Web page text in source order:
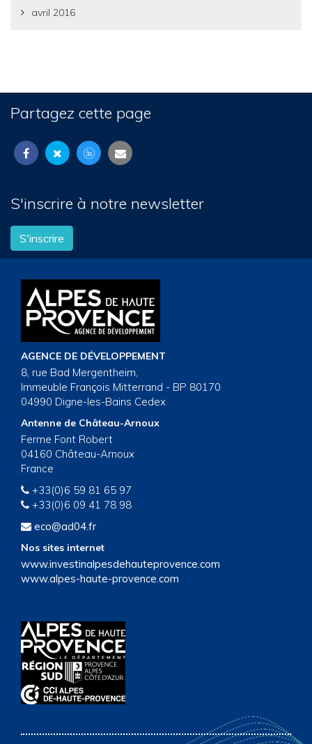
avril 2016
Partagez cette page
S'inscrire à notre newsletter
S'inscrire
AGENCE DE DÉVELOPPEMENT
8, rue Bad Mergentheim,
Immeuble François Mitterrand - BP 80170
04990 Digne-les-Bains Cedex
Antenne de Château-Arnoux
Ferme Font Robert
04160 Château-Arnoux
France
+33(0)6 59 81 65 97
+33(0)6 09 41 78 98
eco@ad04.fr
Nos sites internet
www.investinalpesdehauteprovence.com
www.alpes-haute-provence.com